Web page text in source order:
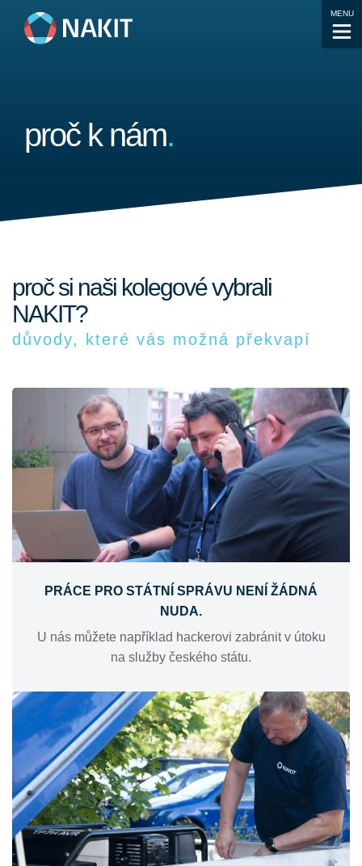
MENU
proč k nám.
proč si naši kolegové vybrali
NAKIT?
důvody, které vás možná překvapí
PRÁCE PRO STÁTNÍ SPRÁVU NENÍ ŽÁDNÁ
NUDA.
U nás můžete například hackerovi zabránit v útoku
na služby českého státu.